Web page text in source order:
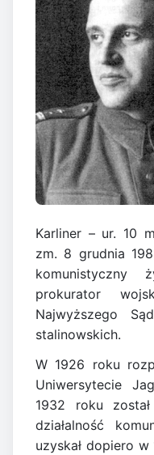
Karliner – ur. 10
zm. 8 grudnia
komunistyczny
prokurator
Najwyższego
stalinowskich.
W 1926 roku
Uniwersytecie
1932 roku
działalność
uzyskał dopiero